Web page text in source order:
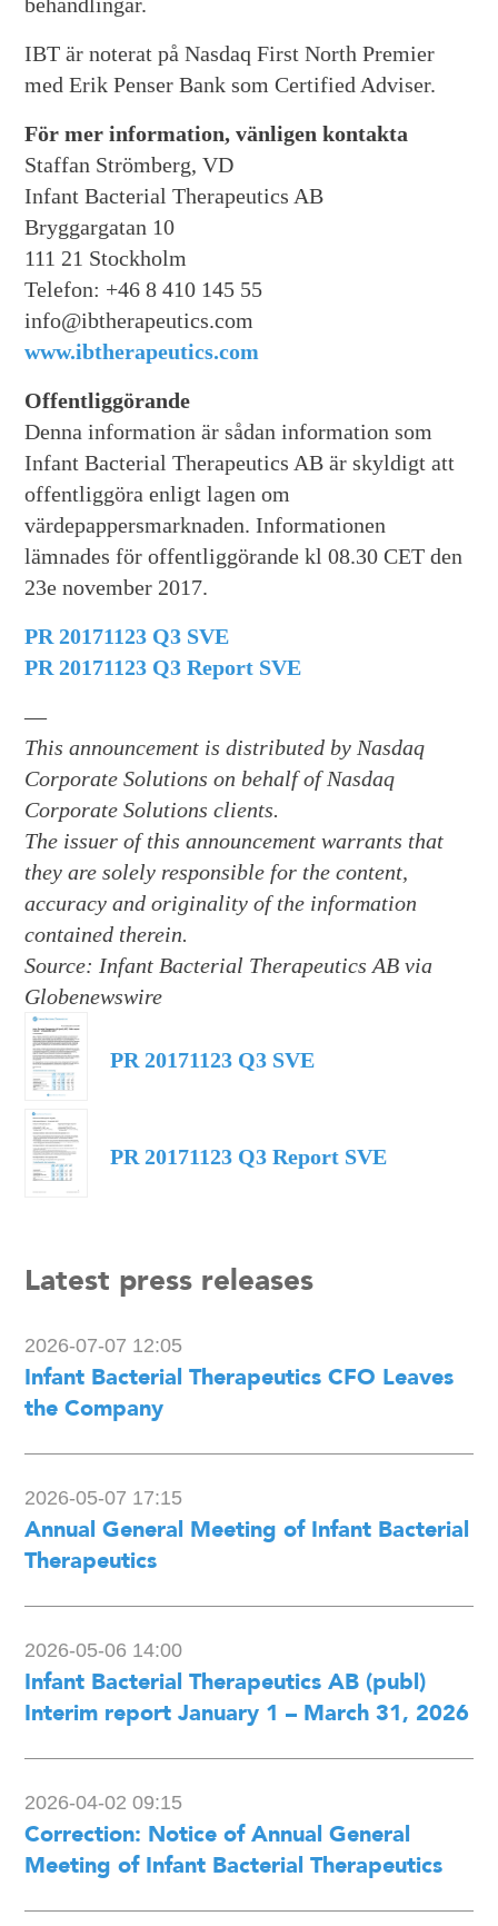
IBT är noterat på Nasdaq First North Premier
med Erik Penser Bank som Certified Adviser.
För mer information, vänligen kontakta
Staffan Strömberg, VD
Infant Bacterial Therapeutics AB
Bryggargatan 10
111 21 Stockholm
Telefon: +46 8 410 145 55
info@ibtherapeutics.com
www.ibtherapeutics.com
Offentliggörande
Denna information är sådan information som
Infant Bacterial Therapeutics AB är skyldigt att
offentliggöra enligt lagen om
värdepappersmarknaden. Informationen
lämnades för offentliggörande kl 08.30 CET den
23e november 2017.
PR 20171123 Q3 SVE
PR 20171123 Q3 Report SVE
—
This announcement is distributed by Nasdaq
Corporate Solutions on behalf of Nasdaq
Corporate Solutions clients.
The issuer of this announcement warrants that
they are solely responsible for the content,
accuracy and originality of the information
contained therein.
Source: Infant Bacterial Therapeutics AB via
Globenewswire
PR 20171123 Q3 SVE
PR 20171123 Q3 Report SVE
Latest press releases
2026-07-07 12:05
Infant Bacterial Therapeutics CFO Leaves
the Company
2026-05-07 17:15
Annual General Meeting of Infant Bacterial
Therapeutics
2026-05-06 14:00
Infant Bacterial Therapeutics AB (publ)
Interim report January 1 – March 31, 2026
2026-04-02 09:15
Correction: Notice of Annual General
Meeting of Infant Bacterial Therapeutics